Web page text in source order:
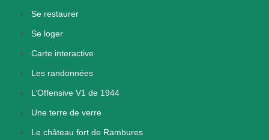
Se restaurer
Se loger
Carte interactive
Les randonnées
L’Offensive V1 de 1944
Une terre de verre
Le château fort de Rambures